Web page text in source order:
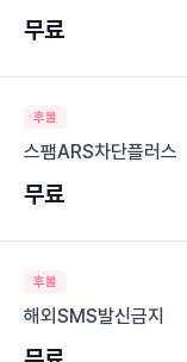
무료
후불
스팸ARS차단플러스
무료
후불
해외SMS발신금지